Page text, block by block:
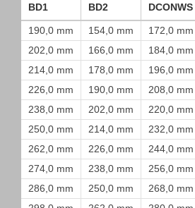
BD1 BD2 DCONWS
190,0 mm 154,0 mm 172,0 mm
202,0 mm
166,0 mm 184,0 mm
214,0 mm
178,0 mm 196,0 mm
226,0 mm
190,0 mm 208,0 mm
238,0 mm
202,0 mm 220,0 mm
250,0 mm
214,0 mm 232,0 mm
262,0 mm
226,0 mm 244,0 mm
274,0 mm
238,0 mm 256,0 mm
286,0 mm
250,0 mm 268,0 mm